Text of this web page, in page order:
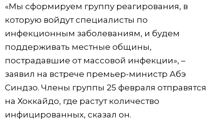
Культура
Жизнь
Технологии
Токио
«Мы сформируем группу реагирования, в
которую войдут специалисты по
инфекционным заболеваниям, и будем
поддерживать местные общины,
пострадавшие от массовой инфекции», –
заявил на встрече премьер-министр Абэ
Синдзо. Члены группы 25 февраля отправятся
на Хоккайдо, где растут количество
инфицированных, сказал он.